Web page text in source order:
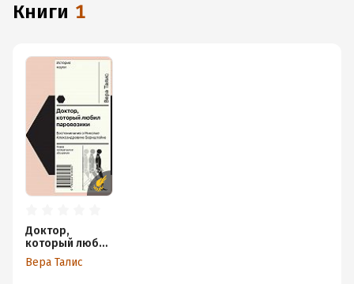
книги 1
Доктор,
который любил
паровозики.
Воспоминания о
Вера Талис